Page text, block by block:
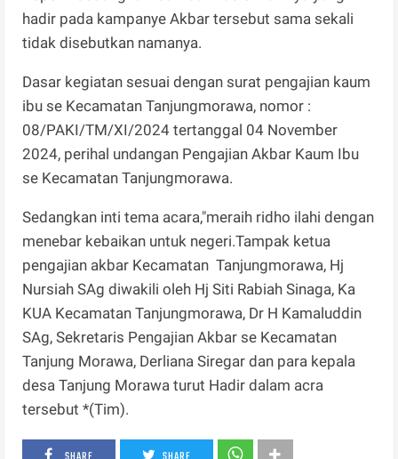
hadir pada kampanye Akbar tersebut sama sekali
tidak disebutkan namanya.
Dasar kegiatan sesuai dengan surat pengajian kaum
ibu se Kecamatan Tanjungmorawa, nomor :
08/PAKI/TM/XI/2024 tertanggal 04 November
2024, perihal undangan Pengajian Akbar Kaum Ibu
se Kecamatan Tanjungmorawa.
Sedangkan inti tema acara,"meraih ridho ilahi dengan
menebar kebaikan untuk negeri.Tampak ketua
pengajian akbar Kecamatan Tanjungmorawa, Hj
Nursiah SAg diwakili oleh Hj Siti Rabiah Sinaga, Ka
KUA Kecamatan Tanjungmorawa, Dr H Kamaluddin
SAg, Sekretaris Pengajian Akbar se Kecamatan
Tanjung Morawa, Derliana Siregar dan para kepala
desa Tanjung Morawa turut Hadir dalam acra
tersebut *(Tim).